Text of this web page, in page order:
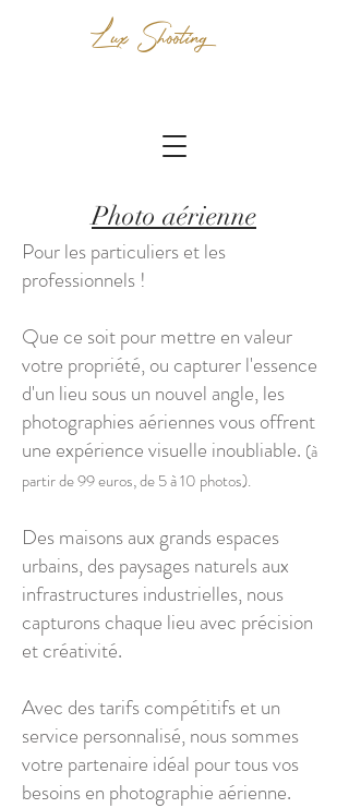
Lux Shooting
Photo aérienne
Pour les particuliers et les
professionnels !
Que ce soit pour mettre en valeur
votre propriété, ou capturer l'essence
d'un lieu sous un nouvel angle, les
photographies aériennes vous offrent
une expérience visuelle inoubliable. (à
partir de 99 euros, de 5 à 10 photos).
Des maisons aux grands espaces
urbains, des paysages naturels aux
infrastructures industrielles, nous
capturons chaque lieu avec précision
et créativité.
Avec des tarifs compétitifs et un
service personnalisé, nous sommes
votre partenaire idéal pour tous vos
besoins en photographie aérienne.